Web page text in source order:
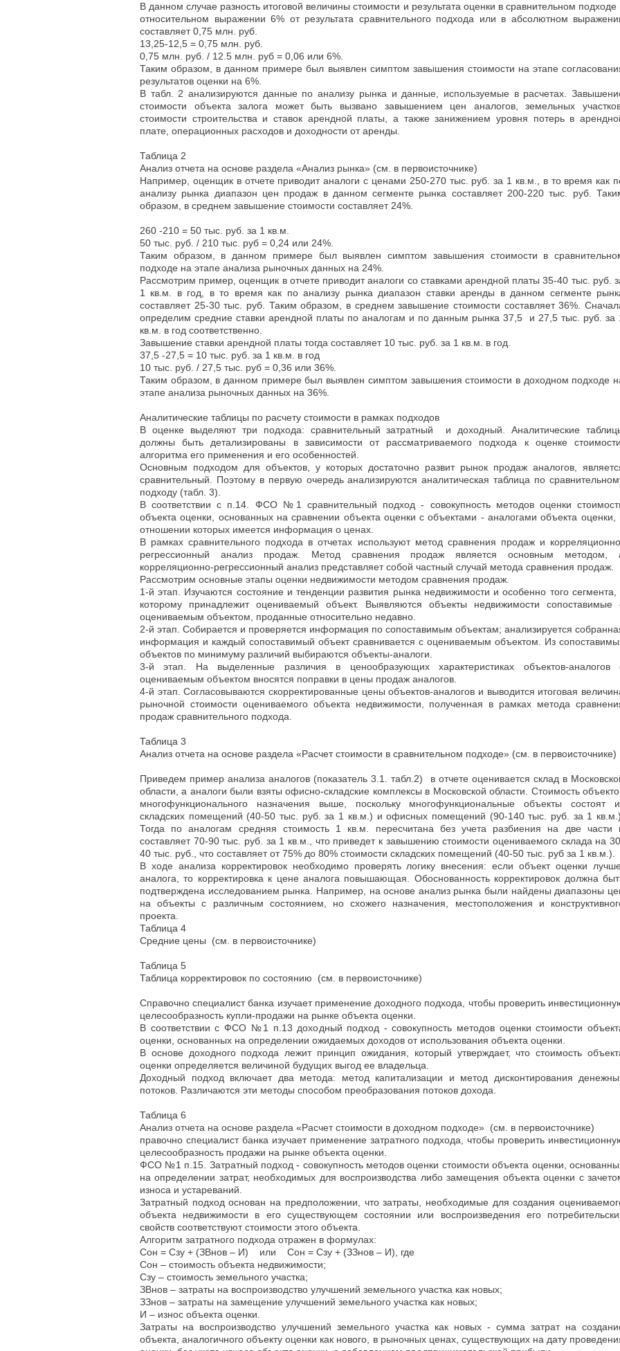
В данном случае разность итоговой величины стоимости и результата оценки в сравнительном подходе
относительном выражении 6% от результата сравнительного подхода или в абсолютном
составляет 0,75 млн. руб.
13,25-12,5 = 0,75 млн. руб.
0,75 млн. руб. / 12.5 млн. руб = 0,06 или 6%.
Таким образом, в данном примере был выявлен симптом завышения стоимости на этапе
результатов оценки на 6%.
В табл. 2 анализируются данные по анализу рынка и данные, используемые в расчетах.
стоимости объекта залога может быть вызвано завышением цен аналогов, земельных
стоимости строительства и ставок арендной платы, а также занижением уровня потерь в
плате, операционных расходов и доходности от аренды.
Таблица 2
Анализ отчета на основе раздела «Анализ рынка» (см. в первоисточнике)
Например, оценщик в отчете приводит аналоги с ценами 250-270 тыс. руб. за 1 кв.м., в то время как
анализу рынка диапазон цен продаж в данном сегменте рынка составляет 200-220 тыс. руб.
образом, в среднем завышение стоимости составляет 24%.
260 -210 = 50 тыс. руб. за 1 кв.м.
50 тыс. руб. / 210 тыс. руб = 0,24 или 24%.
Таким образом, в данном примере был выявлен симптом завышения стоимости в
подходе на этапе анализа рыночных данных на 24%.
Рассмотрим пример, оценщик в отчете приводит аналоги со ставками арендной платы 35-40 тыс. руб.
1 кв.м. в год, в то время как по анализу рынка диапазон ставки аренды в данном сегменте
составляет 25-30 тыс. руб. Таким образом, в среднем завышение стоимости составляет 36%.
определим средние ставки арендной платы по аналогам и по данным рынка 37,5 и 27,5 тыс. руб. за
кв.м. в год соответственно.
Завышение ставки арендной платы тогда составляет 10 тыс. руб. за 1 кв.м. в год.
37,5 -27,5 = 10 тыс. руб. за 1 кв.м. в год
10 тыс. руб. / 27,5 тыс. руб = 0,36 или 36%.
Таким образом, в данном примере был выявлен симптом завышения стоимости в доходном подходе
этапе анализа рыночных данных на 36%.
Аналитические таблицы по расчету стоимости в рамках подходов
В оценке выделяют три подхода: сравнительный затратный и доходный. Аналитические
должны быть детализированы в зависимости от рассматриваемого подхода к оценке стоимости,
алгоритма его применения и его особенностей.
Основным подходом для объектов, у которых достаточно развит рынок продаж аналогов,
сравнительный. Поэтому в первую очередь анализируются аналитическая таблица по
подходу (табл. 3).
В соответствии с п.14. ФСО №1 сравнительный подход - совокупность методов оценки
объекта оценки, основанных на сравнении объекта оценки с объектами - аналогами объекта оценки,
отношении которых имеется информация о ценах.
В рамках сравнительного подхода в отчетах используют метод сравнения продаж и
регрессионный анализ продаж. Метод сравнения продаж является основным методом,
корреляционно-регрессионный анализ представляет собой частный случай метода сравнения продаж.
Рассмотрим основные этапы оценки недвижимости методом сравнения продаж.
1-й этап. Изучаются состояние и тенденции развития рынка недвижимости и особенно того сегмента,
которому принадлежит оцениваемый объект. Выявляются объекты недвижимости сопоставимые
оцениваемым объектом, проданные относительно недавно.
2-й этап. Собирается и проверяется информация по сопоставимым объектам; анализируется
информация и каждый сопоставимый объект сравнивается с оцениваемым объектом. Из
объектов по минимуму различий выбираются объекты-аналоги.
3-й этап. На выделенные различия в ценообразующих характеристиках объектов-аналогов
оцениваемым объектом вносятся поправки в цены продаж аналогов.
4-й этап. Согласовываются скорректированные цены объектов-аналогов и выводится итоговая
рыночной стоимости оцениваемого объекта недвижимости, полученная в рамках метода
продаж сравнительного подхода.
Таблица 3
Анализ отчета на основе раздела «Расчет стоимости в сравнительном подходе» (см. в первоисточнике)
Приведем пример анализа аналогов (показатель 3.1. табл.2) в отчете оценивается склад в
области, а аналоги были взяты офисно-складские комплексы в Московской области. Стоимость
многофункционального назначения выше, поскольку многофункциональные объекты состоят
складских помещений (40-50 тыс. руб. за 1 кв.м.) и офисных помещений (90-140 тыс. руб. за 1 кв.м.).
Тогда по аналогам средняя стоимость 1 кв.м. пересчитана без учета разбиения на две части
составляет 70-90 тыс. руб. за 1 кв.м., что приведет к завышению стоимости оцениваемого склада на
40 тыс. руб., что составляет от 75% до 80% стоимости складских помещений (40-50 тыс. руб за 1 кв.м.).
В ходе анализа корректировок необходимо проверять логику внесения: если объект оценки
аналога, то корректировка к цене аналога повышающая. Обоснованность корректировок должна
подтверждена исследованием рынка. Например, на основе анализ рынка были найдены диапазоны
на объекты с различным состоянием, но схожего назначения, местоположения и
проекта.
Таблица 4
Средние цены (см. в первоисточнике)
Таблица 5
Таблица корректировок по состоянию (см. в первоисточнике)
Справочно специалист банка изучает применение доходного подхода, чтобы проверить
целесообразность купли-продажи на рынке объекта оценки.
В соответствии с ФСО №1 п.13 доходный подход - совокупность методов оценки стоимости
оценки, основанных на определении ожидаемых доходов от использования объекта оценки.
В основе доходного подхода лежит принцип ожидания, который утверждает, что стоимость
оценки определяется величиной будущих выгод ее владельца.
Доходный подход включает два метода: метод капитализации и метод дисконтирования
потоков. Различаются эти методы способом преобразования потоков дохода.
Таблица 6
Анализ отчета на основе раздела «Расчет стоимости в доходном подходе» (см. в первоисточнике)
правочно специалист банка изучает применение затратного подхода, чтобы проверить
целесообразность продажи на рынке объекта оценки.
ФСО №1 п.15. Затратный подход - совокупность методов оценки стоимости объекта оценки,
на определении затрат, необходимых для воспроизводства либо замещения объекта оценки с
износа и устареваний.
Затратный подход основан на предположении, что затраты, необходимые для создания
объекта недвижимости в его существующем состоянии или воспроизведения его
свойств соответствуют стоимости этого объекта.
Алгоритм затратного подхода отражен в формулах:
Сон = Сзу + (ЗВнов – И) или Сон = Сзу + (ЗЗнов – И),
где
Сон – стоимость объекта недвижимости;
Сзу – стоимость земельного участка;
ЗВнов – затраты на воспроизводство улучшений земельного участка как новых;
ЗЗнов – затраты на замещение улучшений земельного участка как новых;
И – износ объекта оценки.
Затраты на воспроизводство улучшений земельного участка как новых - сумма затрат на
объекта, аналогичного объекту оценки как нового, в рыночных ценах, существующих на дату